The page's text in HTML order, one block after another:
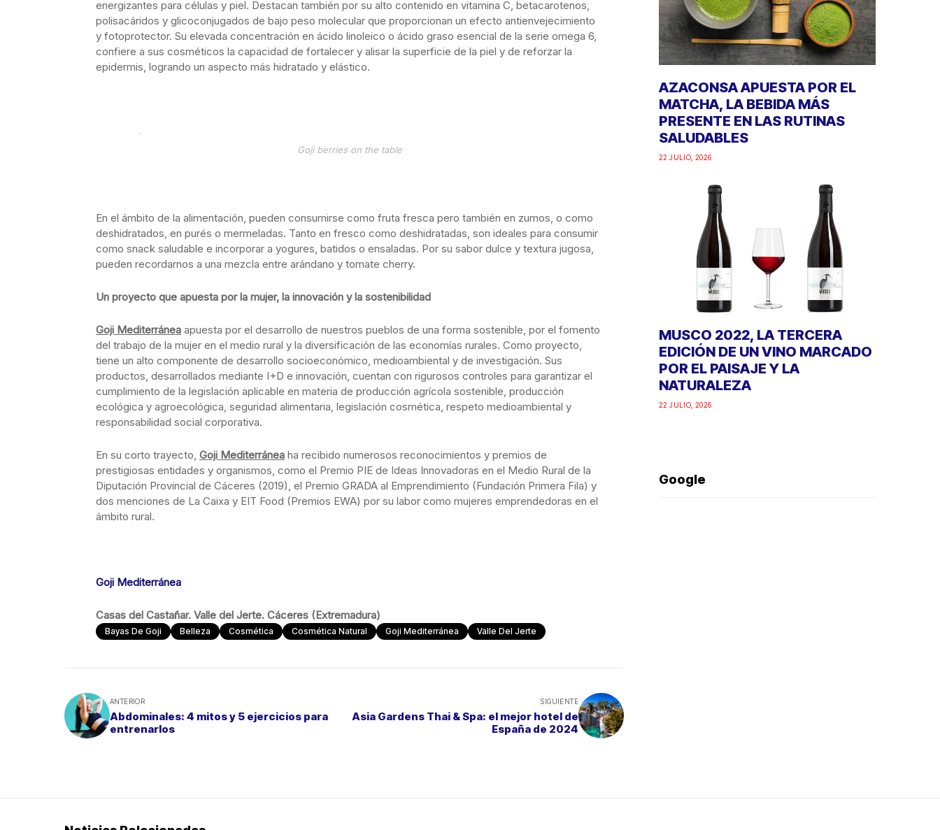
energizantes para células y piel. Destacan también por su alto contenido en vitamina C, betacarotenos,
polisacáridos y glicoconjugados de bajo peso molecular que proporcionan un efecto antienvejecimiento
y fotoprotector. Su elevada concentración en ácido linoleico o ácido graso esencial de la serie omega 6,
confiere a sus cosméticos la capacidad de fortalecer y alisar la superficie de la piel y de reforzar la
epidermis, logrando un aspecto más hidratado y elástico.
Goji berries on the table
En el ámbito de la alimentación, pueden consumirse como fruta fresca pero también en zumos, o como
deshidratados, en purés o mermeladas. Tanto en fresco como deshidratadas, son ideales para consumir
como snack saludable e incorporar a yogures, batidos o ensaladas. Por su sabor dulce y textura jugosa,
pueden recordarnos a una mezcla entre arándano y tomate cherry.
Un proyecto que apuesta por la mujer, la innovación y la sostenibilidad
Goji Mediterránea apuesta por el desarrollo de nuestros pueblos de una forma sostenible, por el fomento
del trabajo de la mujer en el medio rural y la diversificación de las economías rurales. Como proyecto,
tiene un alto componente de desarrollo socioeconómico, medioambiental y de investigación. Sus
productos, desarrollados mediante I+D e innovación, cuentan con rigurosos controles para garantizar el
cumplimiento de la legislación aplicable en materia de producción agrícola sostenible, producción
ecológica y agroecológica, seguridad alimentaria, legislación cosmética, respeto medioambiental y
responsabilidad social corporativa.
En su corto trayecto, Goji Mediterránea ha recibido numerosos reconocimientos y premios de
prestigiosas entidades y organismos, como el Premio PIE de Ideas Innovadoras en el Medio Rural de la
Diputación Provincial de Cáceres (2019), el Premio GRADA al Emprendimiento (Fundación Primera Fila) y
dos menciones de La Caixa y EIT Food (Premios EWA) por su labor como mujeres emprendedoras en el
ámbito rural.
Goji Mediterránea
Casas del Castañar. Valle del Jerte. Cáceres (Extremadura)
Bayas De Goji Belleza Cosmética Cosmética Natural Goji Mediterránea Valle Del Jerte
ANTERIOR
Abdominales: 4 mitos y 5 ejercicios para
entrenarlos
SIGUIENTE
Asia Gardens Thai & Spa: el mejor hotel de
España de 2024
AZACONSA APUESTA POR EL
MATCHA, LA BEBIDA MÁS
PRESENTE EN LAS RUTINAS
SALUDABLES
22 JULIO, 2026
MUSCO 2022, LA TERCERA
EDICIÓN DE UN VINO MARCADO
POR EL PAISAJE Y LA
NATURALEZA
22 JULIO, 2026
Google